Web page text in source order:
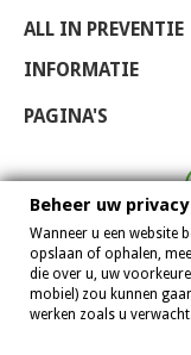
ALL IN PREVENTIE
INFORMATIE
PAGINA'S
Beheer uw privacy
Wanneer u een website
opslaan of ophalen,
die over u, uw
mobiel) zou kunnen
werken zoals u